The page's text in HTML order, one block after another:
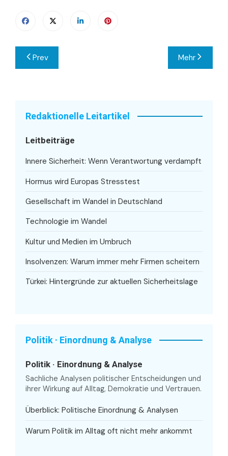
Beitragsnavigation
Prev Mehr
Redaktionelle Leitartikel
Leitbeiträge
Innere Sicherheit: Wenn Verantwortung verdampft
Hormus wird Europas Stresstest
Gesellschaft im Wandel in Deutschland
Technologie im Wandel
Kultur und Medien im Umbruch
Insolvenzen: Warum immer mehr Firmen scheitern
Türkei: Hintergründe zur aktuellen Sicherheitslage
Politik · Einordnung & Analyse
Politik · Einordnung & Analyse
Sachliche Analysen politischer Entscheidungen und
ihrer Wirkung auf Alltag, Demokratie und Vertrauen.
Überblick: Politische Einordnung & Analysen
Warum Politik im Alltag oft nicht mehr ankommt